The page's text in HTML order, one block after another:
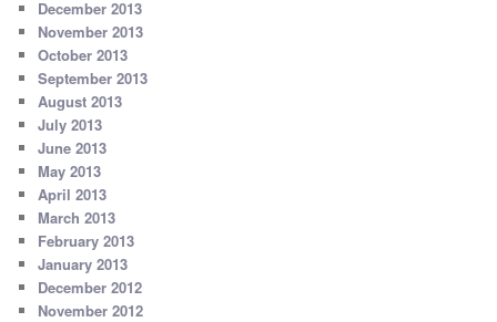
December 2013
November 2013
October 2013
September 2013
August 2013
July 2013
June 2013
May 2013
April 2013
March 2013
February 2013
January 2013
December 2012
November 2012